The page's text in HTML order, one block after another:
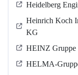
Heidelberg
Heinrich Koch
KG
HEINZ Gruppe
HELMA-